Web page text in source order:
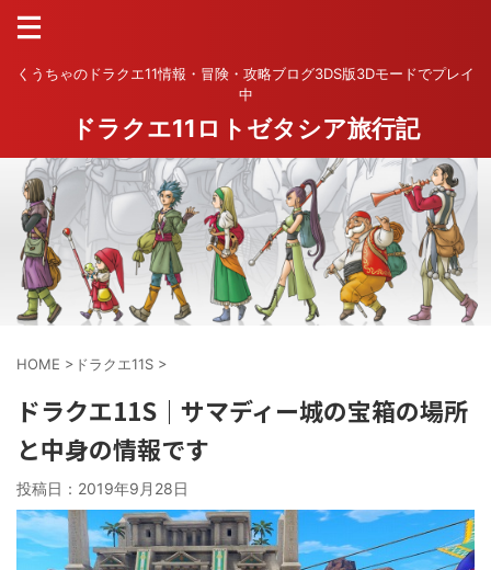
くうちゃのドラクエ11情報・冒険・攻略ブログ3DS版3Dモードでプレイ
中
ドラクエ11ロトゼタシア旅行記
HOME > ドラクエ11S >
ドラクエ11S｜サマディー城の宝箱の場所
と中身の情報です
投稿日： 2019年9月28日